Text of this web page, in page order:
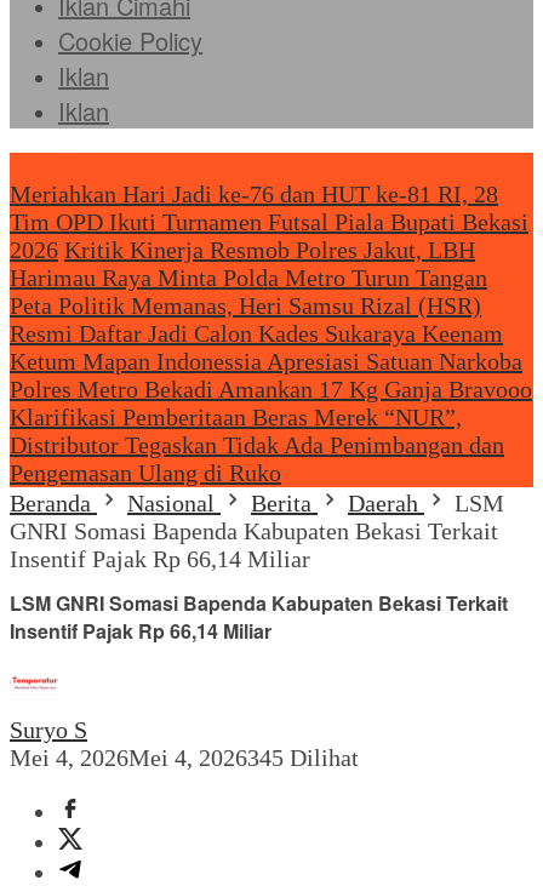
Cookie Policy
Iklan
Iklan
Meriahkan Hari Jadi ke-76 dan HUT ke-81 RI, 28
Tim OPD Ikuti Turnamen Futsal Piala Bupati Bekasi
2026 Kritik Kinerja Resmob Polres Jakut, LBH
Harimau Raya Minta Polda Metro Turun Tangan
Peta Politik Memanas, Heri Samsu Rizal (HSR)
Resmi Daftar Jadi Calon Kades Sukaraya Keenam
Ketum Mapan Indonessia Apresiasi Satuan Narkoba
Polres Metro Bekadi Amankan 17 Kg Ganja Bravooo
Klarifikasi Pemberitaan Beras Merek “NUR”,
Distributor Tegaskan Tidak Ada Penimbangan dan
Pengemasan Ulang di Ruko
Beranda
Nasional Berita Daerah
LSM
GNRI Somasi Bapenda Kabupaten Bekasi Terkait
Insentif Pajak Rp 66,14 Miliar
LSM GNRI Somasi Bapenda Kabupaten Bekasi Terkait
Insentif Pajak Rp 66,14 Miliar
Suryo S
Mei 4, 2026Mei 4, 2026345 Dilihat